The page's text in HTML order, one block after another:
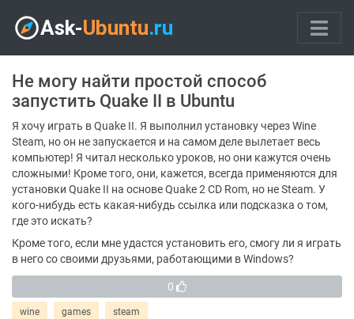
Не могу найти простой способ
запустить Quake II в Ubuntu
Я хочу играть в Quake II. Я выполнил установку через Wine
Steam, но он не запускается и на самом деле вылетает весь
компьютер! Я читал несколько уроков, но они кажутся очень
сложными! Кроме того, они, кажется, всегда применяются для
установки Quake II на основе Quake 2 CD Rom, но не Steam. У
кого-нибудь есть какая-нибудь ссылка или подсказка о том,
где это искать?
Кроме того, если мне удастся установить его, смогу ли я играть
в него со своими друзьями, работающими в Windows?
0
wine games steam